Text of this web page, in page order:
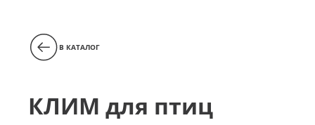
В КАТАЛОГ
КЛИМ для птиц